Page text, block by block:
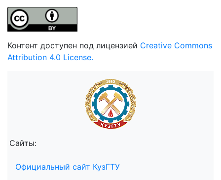
Контент доступен под лицензией Creative Commons
Attribution 4.0 License.
Сайты:
Официальный сайт КузГТУ